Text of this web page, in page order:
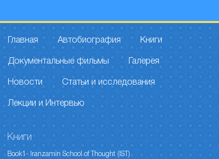
Главная Автобиография Книги
Документальные фильмы Галерея
Новости Статьи и исследования
Лекции и Интервью
Книги
Book1- Iranzamin School of Thought (IST)